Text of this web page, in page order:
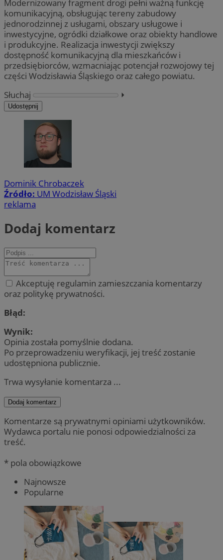
Modernizowany fragment drogi pełni ważną funkcję
komunikacyjną, obsługując tereny zabudowy
jednorodzinnej z usługami, obszary usługowe i
inwestycyjne, ogródki działkowe oraz obiekty handlowe
i produkcyjne. Realizacja inwestycji zwiększy
dostępność komunikacyjną dla mieszkańców i
przedsiębiorców, wzmacniając potencjał rozwojowy tej
części Wodzisławia Śląskiego oraz całego powiatu.
Słuchaj
⏵︎
Udostępnij
Dominik Chrobaczek
Źródło: UM Wodzisław Śląski
reklama
Dodaj komentarz
Akceptuję regulamin zamieszczania komentarzy
oraz politykę prywatności.
Błąd:
Wynik:
Opinia została pomyślnie dodana.
Po przeprowadzeniu weryfikacji, jej treść zostanie
udostępniona publicznie.
Trwa wysyłanie komentarza ...
Dodaj komentarz
Komentarze są prywatnymi opiniami użytkowników.
Wydawca portalu nie ponosi odpowiedzialności za
treść.
* pola obowiązkowe
Najnowsze
Popularne